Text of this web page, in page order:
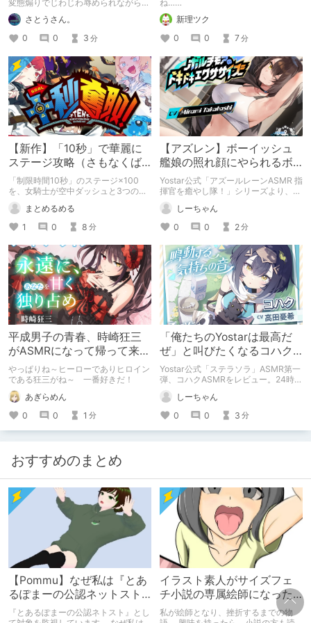
変態煽りでじわじわ辱められながら犬
堕ちしていく湿度高めの共依存エンド
がたまらない！ 最初はバニーさんと
お客さんの絶妙距離感から、イカサマ
で逆転され、膝枕・マッサージ・首輪
プレイなど優しい意地悪満載。準備ア
イテムで没入度爆上がりし、健全なの
にM心をしっかり満たしてくれる神バ
ランス。推しポイント3つ、ユメバニ
ちゃんへの愛、現代社会に疲れた人に
ぴったりの癒し供給を語り、「全年齢
なのにここまで満足できる作品は珍し
い」と全力おすすめ。てぇてぇで脳が
溶ける体験談満載です！
さとうさん。
0
0 3 分
ね……
新理ツク
0
0 7分
【新作】「10秒」で華麗に
ステージ攻略（さもなくば
死）のショートアクション
「十秒奪取！」
「制限時間10秒」のステージ×100
を、女騎士が空中ダッシュと3つのス
キルを駆使して攻略するアクション
「十秒奪取！」の紹介です
まとめるめる
1
0 8 分
【アズレン】ボーイッシュ
艦娘の照れ顔にやられるボ
ルチモアASMR
Yostar公式「アズールレーンASMR 指
揮官を癒やし隊！」シリーズより、
CV髙橋ミナミが演じるボルチモア編
をレビュー。評価4.91という高評価の
理由と、スポーツ万能な彼女が見せる
不器用な恋愛模様の魅力を紹介しま
す。
しーちゃん
0
0 2分
平成男子の青春、時崎狂三
がASMRになって帰って来
た！
やっぱりね～ヒーローでありヒロイン
である狂三がね～ 一番好きだ！
あぎらめん
0
0 1 分
「俺たちのYostarは最高だ
ぜ」と叫びたくなるコハク
ASMRの魔力
Yostar公式「ステラソラ」ASMR第一
弾、コハクASMRをレビュー。24時間
ランキング1位・評価4.93という高評
価に加え、購入者レビューの熱量の高
さも紹介。猫になったあなたを、気だ
るげなダウナーボイスのコハクが甘や
かしてくれる87分の全貌に迫りま
しーちゃん
0
0 3 分
おすすめのまとめ
【Pommu】なぜ私は『とあ
るぽまーの公認ネットスト
ーカー』になったのか【出
『とあるぽまーの公認ネトスト』とし
イラスト素人がサイズフェ
チ小説の専属絵師になった
お話
私が絵師となり、挫折するまでの物